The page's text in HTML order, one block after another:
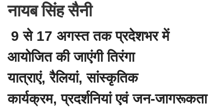
नायब सिंह सैनी
9 से 17 अगस्त तक प्रदेशभर में
आयोजित की जाएंगी तिरंगा
यात्राएं, रैलियां, सांस्कृतिक
कार्यक्रम, प्रदर्शनियां एवं जन-जागरूकता